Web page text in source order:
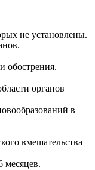
не установлены.
обострения.
органов
в
вмешательства
месяцев.